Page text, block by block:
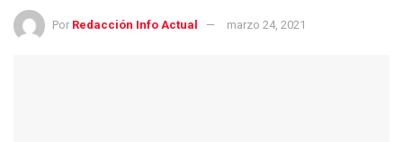
Por Redacción Info Actual marzo 24, 2021